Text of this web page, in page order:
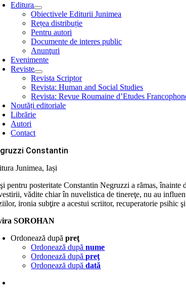
Editura
Obiectivele Editurii Junimea
Rețea distribuție
Pentru autori
Documente de interes public
Anunţuri
Evenimente
Reviste
Revista Scriptor
Revista: Human and Social Studies
Revista: Revue Roumaine d’Etudes
Noutăți editoriale
Librărie
Autori
Contact
Constantin
Junimea, Iași
pentru posteritate Constantin Negruzzi a rămas,
vădite chiar în nuvelistica de tinereţe, nu au
ironia subţire a acestui scriitor, recuperatorie psihic
SOROHAN
Ordonează dupăpreţ
Ordonează dupănume
Ordonează dupăpreţ
Ordonează dupădată